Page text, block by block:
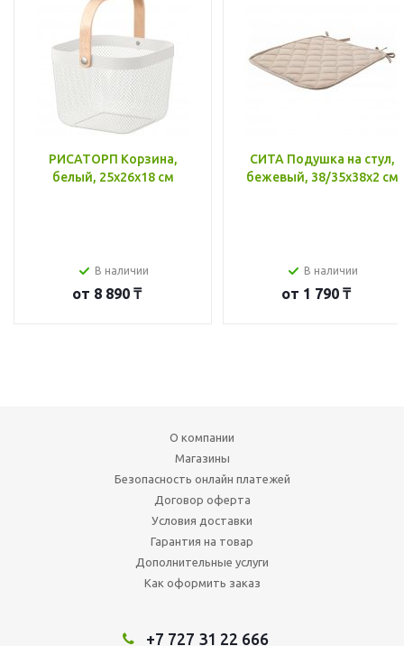
РИСАТОРП Корзина,
белый, 25x26x18 см
В наличии
от 8 890 ₸
СИТА Подушка на стул,
бежевый, 38/35x38x2 см
В наличии
от 1 790 ₸
О компании
Магазины
Безопасность онлайн платежей
Договор оферта
Условия доставки
Гарантия на товар
Дополнительные услуги
Как оформить заказ
+7 727 31 22 666